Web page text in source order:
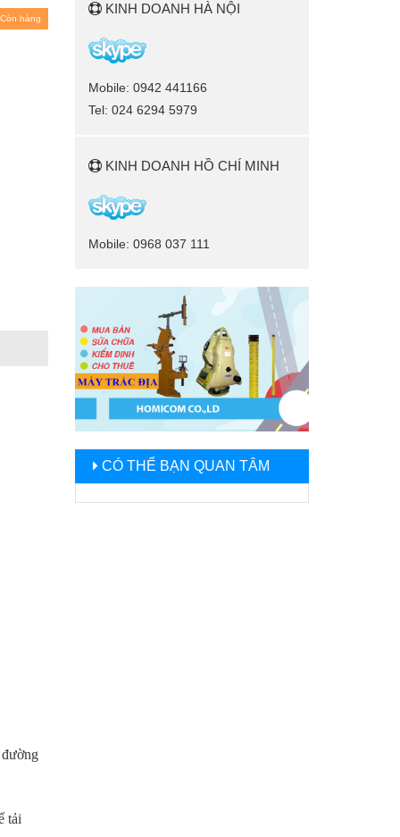
Còn hàng
tải
KINH DOANH HÀ NỘI
Mobile: 0942 441166
Tel: 024 6294 5979
KINH DOANH HỒ CHÍ MINH
Mobile: 0968 037 111
CÓ THỂ BẠN QUAN TÂM